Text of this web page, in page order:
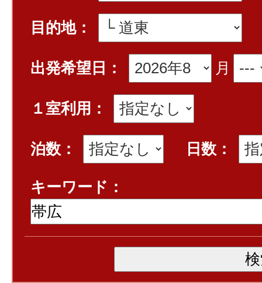
目的地：
出発希望日：
月
１室利用：
泊数：
日数：
キーワード：